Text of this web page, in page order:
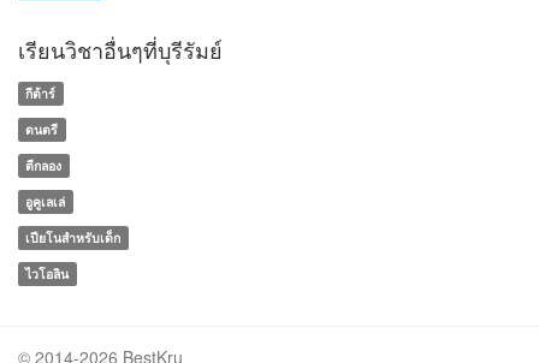
เรียนวิชาอื่นๆที่บุรีรัมย์
กีต้าร์
ดนตรี
ตีกลอง
อูคูเลเล่
เปียโนสำหรับเด็ก
ไวโอลิน
© 2014-2026 BestKru